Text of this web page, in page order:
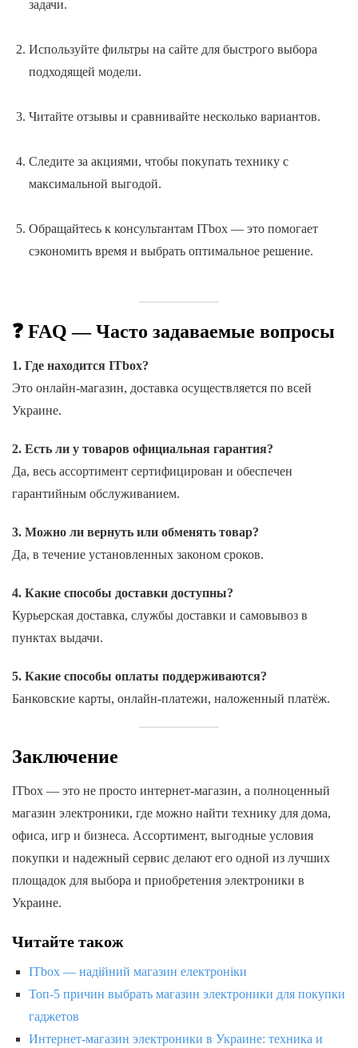
задачи.
Используйте фильтры на сайте для быстрого выбора
подходящей модели.
Читайте отзывы и сравнивайте несколько вариантов.
Следите за акциями, чтобы покупать технику с
максимальной выгодой.
Обращайтесь к консультантам ITbox — это помогает
сэкономить время и выбрать оптимальное решение.
❓ FAQ — Часто задаваемые вопросы
1. Где находится ITbox?
Это онлайн-магазин, доставка осуществляется по всей
Украине.
2. Есть ли у товаров официальная гарантия?
Да, весь ассортимент сертифицирован и обеспечен
гарантийным обслуживанием.
3. Можно ли вернуть или обменять товар?
Да, в течение установленных законом сроков.
4. Какие способы доставки доступны?
Курьерская доставка, службы доставки и самовывоз в
пунктах выдачи.
5. Какие способы оплаты поддерживаются?
Банковские карты, онлайн-платежи, наложенный платёж.
Заключение
ITbox — это не просто интернет-магазин, а полноценный
магазин электроники, где можно найти технику для дома,
офиса, игр и бизнеса. Ассортимент, выгодные условия
покупки и надежный сервис делают его одной из лучших
площадок для выбора и приобретения электроники в
Украине.
Читайте також
ITbox — надійний магазин електроніки
Топ-5 причин выбрать магазин электроники для покупки
гаджетов
Интернет-магазин электроники в Украине: техника и